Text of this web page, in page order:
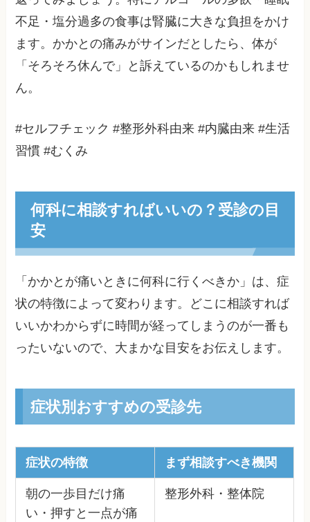
不足・塩分過多の食事は腎臓に大きな負担をかけ
ます。かかとの痛みがサインだとしたら、体が
「そろそろ休んで」と訴えているのかもしれませ
ん。
#セルフチェック #整形外科由来 #内臓由来 #生活
習慣 #むくみ
何科に相談すればいいの？受診の目
安
「かかとが痛いときに何科に行くべきか」は、症
状の特徴によって変わります。どこに相談すれば
いいかわからずに時間が経ってしまうのが一番も
ったいないので、大まかな目安をお伝えします。
症状別おすすめの受診先
症状の特徴 まず相談すべき機関
朝の一歩目だけ痛
い・押すと一点が痛
整形外科・整体院